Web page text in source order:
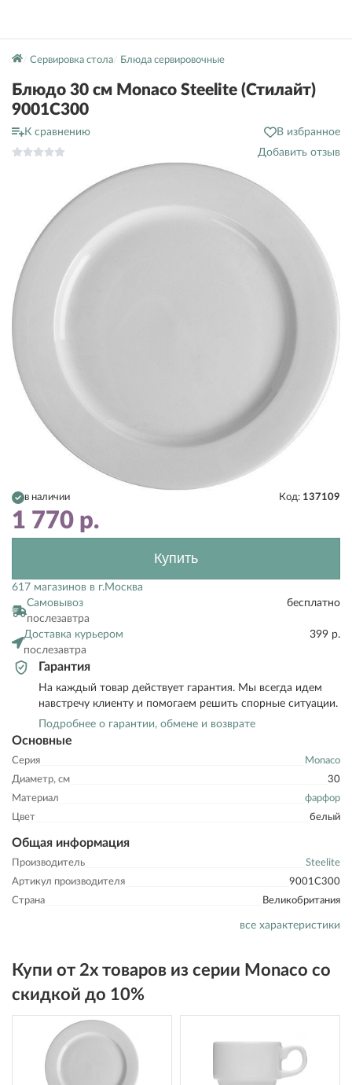
Сервировка стола Блюда сервировочные
Блюдо 30 см Monaco Steelite (Стилайт)
9001C300
К сравнению
В избранное
Добавить отзыв
Основные
Серия
Monaco
Диаметр, см
30
Материал
фарфор
Цвет
белый
Общая информация
Производитель
Steelite
Артикул производителя
9001C300
Страна
Великобритания
все характеристики
в наличии Код: 137109
1 770 р.
Купить
617 магазинов в г.Москва
Самовывоз
послезавтра
бесплатно
Доставка курьером
послезавтра
399 р.
Гарантия
На каждый товар действует гарантия. Мы всегда идем
навстречу клиенту и помогаем решить спорные ситуации.
Подробнее о гарантии, обмене и возврате
Купи от 2х товаров из серии Monaco со
скидкой до 10%